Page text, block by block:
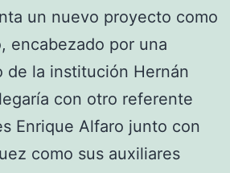
un nuevo proyecto como
encabezado por una
de la institución Hernán
con otro referente
Enrique Alfaro junto con
como sus auxiliares